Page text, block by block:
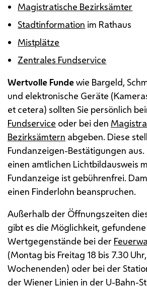
Magistratische Bezirksämter
Stadtinformation im Rathaus
Mistplätze
Zentrales Fundservice
Wertvolle Fundewie Bargeld,
und elektronische Geräte
et cetera) sollten Sie persönlich
Fundservice oder bei den
Bezirksämtern abgeben. Diese
Fundanzeigen-Bestätigungen aus.
einen amtlichen Lichtbildausweis
Fundanzeige ist gebührenfrei.
einen Finderlohn beanspruchen.
Außerhalb der Öffnungszeiten
gibt es die Möglichkeit, gefundene
Wertgegenstände bei der
(Montag bis Freitag 18 bis 7.30
Wochenenden) oder bei der
der Wiener Linien in der U-Bahn-